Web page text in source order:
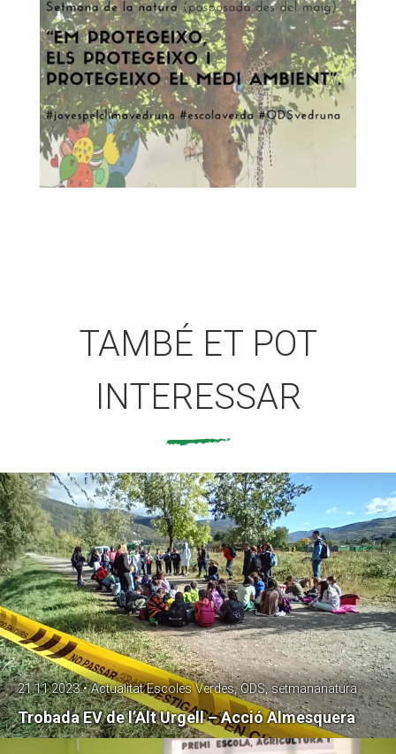
TAMBÉ ET POT
INTERESSAR
Trobada EV de l’Alt Urgell – Acció Almesquera
21.11.2023 • Actualitat Escoles Verdes, ODS, setmananatura